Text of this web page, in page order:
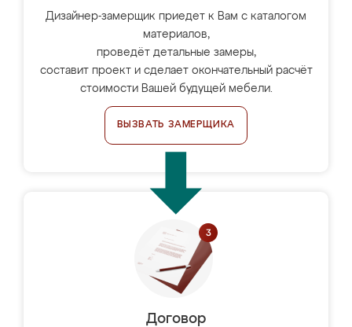
Дизайнер-замерщик приедет к Вам с каталогом
материалов,
проведёт детальные замеры,
составит проект и сделает окончательный расчёт
стоимости Вашей будущей мебели.
ВЫЗВАТЬ ЗАМЕРЩИКА
Договор